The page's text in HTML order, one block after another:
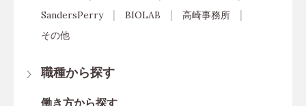
SandersPerry
BIOLAB
高崎事務所
その他
職種から探す
働き方から探す